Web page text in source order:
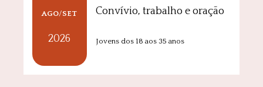
AGO/SET
2026
Convívio, trabalho e oração
Jovens dos 18 aos 35 anos